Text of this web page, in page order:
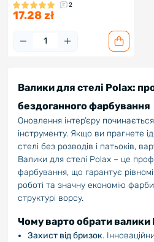
2
17.28 zł
Валики для стелі Polax:
бездоганного фарбування
Оновлення інтер’єру
інструменту. Якщо ви прагнете
стелі без розводів і патьоків,
Валики для стелі Polax – це
фарбування, що гарантує
роботі та значну економію
структурі ворсу.
Чому варто обрати валики
Захист від бризок.